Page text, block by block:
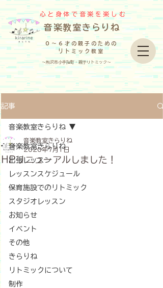
心と身体で音楽を楽しむ
０～６才の親子のための
リトミック教室
​音楽教室きらりね
～所沢市小手指町・親子リトミック～
記事
音楽教室きらりね
出張レッスン
レッスンスケジュール
保育施設でのリトミック
スタジオレッスン
お知らせ
イベント
その他
きらりね
リトミックについて
制作
音楽教室きらりね
HPリニューアルしました！
音楽教室きらりね
2020年7月1日